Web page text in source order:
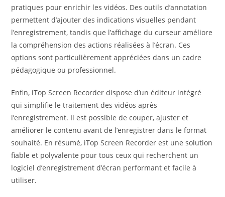
pratiques pour enrichir les vidéos. Des outils d’annotation
permettent d’ajouter des indications visuelles pendant
l’enregistrement, tandis que l’affichage du curseur améliore
la compréhension des actions réalisées à l’écran. Ces
options sont particulièrement appréciées dans un cadre
pédagogique ou professionnel.
Enfin, iTop Screen Recorder dispose d’un éditeur intégré
qui simplifie le traitement des vidéos après
l’enregistrement. Il est possible de couper, ajuster et
améliorer le contenu avant de l’enregistrer dans le format
souhaité. En résumé, iTop Screen Recorder est une solution
fiable et polyvalente pour tous ceux qui recherchent un
logiciel d’enregistrement d’écran performant et facile à
utiliser.